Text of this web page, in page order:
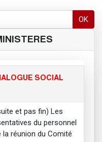
OK
SOCIAL
et pas fin) Les
du personnel
réunion du Comité